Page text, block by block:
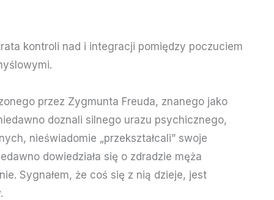
kontroli nad i integracji pomiędzy poczuciem
przez Zygmunta Freuda, znanego jako
doznali silnego urazu psychicznego,
nieświadomie „przekształcali” swoje
dowiedziała się o zdradzie męża
Sygnałem, że coś się z nią dzieje, jest